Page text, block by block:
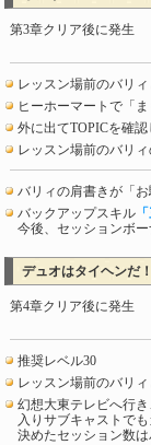
第3章クリア後に発生
レッスン場前のバリ
ヒーホーマートで「
外に出てTOPICを確
レッスン場前のバリ
バリィの肩書きが「
バックアップスキル
今後、セッションボ
デュオはタイヘンだ！
第4章クリア後に発生
推奨レベル30
レッスン場前のバリ
幻想大東テレビへ行
入りサブキャストで
決めたセッション数